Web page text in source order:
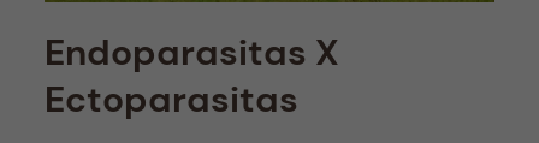
Endoparasitas X
Ectoparasitas